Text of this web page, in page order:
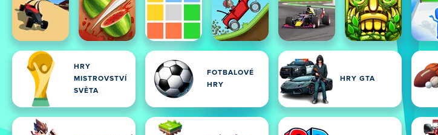
HRY
MISTROVSTVÍ
SVĚTA
FOTBALOVÉ
HRY
HRY GTA